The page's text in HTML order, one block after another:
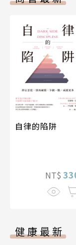
自律的陷阱
NT$
健康最新